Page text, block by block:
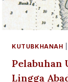
KUTUBKHANAH
Pelabuhan
Lingga